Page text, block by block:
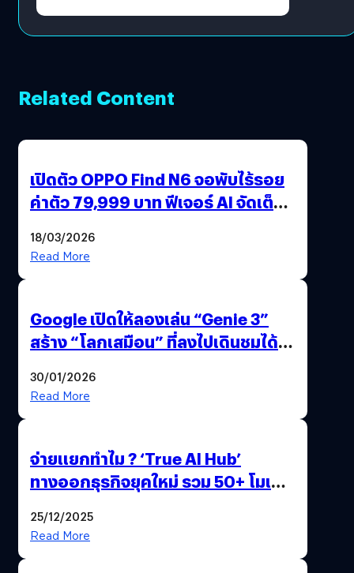
Related Content
เปิดตัว OPPO Find N6 จอพับไร้รอย
ค่าตัว 79,999 บาท ฟีเจอร์ AI จัดเต็ม
18/03/2026
Read More
Google เปิดให้ลองเล่น “Genie 3”
สร้าง “โลกเสมือน” ที่ลงไปเดินชมได้
30/01/2026
Read More
จ่ายแยกทำไม ? ‘True AI Hub’
ทางออกธุรกิจยุคใหม่ รวม 50+ โมเดล
25/12/2025
Read More